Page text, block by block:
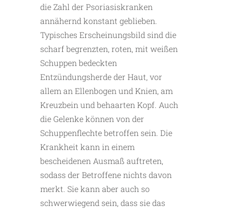
die Zahl der Psoriasiskranken
annähernd konstant geblieben.
Typisches Erscheinungsbild sind die
scharf begrenzten, roten, mit weißen
Schuppen bedeckten
Entzündungsherde der Haut, vor
allem an Ellenbogen und Knien, am
Kreuzbein und behaarten Kopf. Auch
die Gelenke können von der
Schuppenflechte betroffen sein. Die
Krankheit kann in einem
bescheidenen Ausmaß auftreten,
sodass der Betroffene nichts davon
merkt. Sie kann aber auch so
schwerwiegend sein, dass sie das